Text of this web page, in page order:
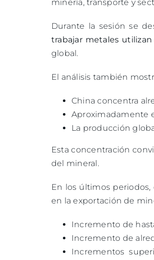
minería, transporte y
Durante la sesión se
trabajar metales
global.
El análisis también
China concentra
Aproximadamente
La producción
Esta concentración
del mineral.
En los últimos
en la exportación de
Incremento de
Incremento de
Incrementos